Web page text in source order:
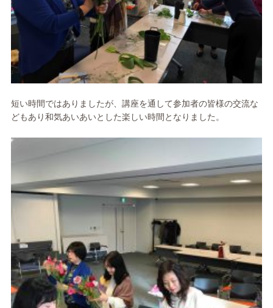
短い時間ではありましたが、講座を通して参加者の皆様の交流な
どもあり和気あいあいとした楽しい時間となりました。